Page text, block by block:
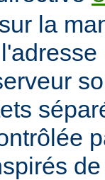
la